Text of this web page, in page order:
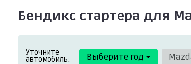
Бендикс стартера для
Уточните
автомобиль: Выберите год